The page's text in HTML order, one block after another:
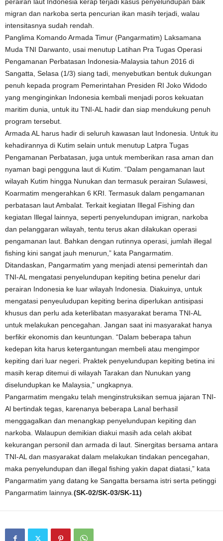
migran dan narkoba serta pencurian ikan masih terjadi, walau
intensitasnya sudah rendah.
Panglima Komando Armada Timur (Pangarmatim) Laksamana
Muda TNI Darwanto, usai menutup Latihan Pra Tugas Operasi
Pengamanan Perbatasan Indonesia-Malaysia tahun 2016 di
Sangatta, Selasa (1/3) siang tadi, menyebutkan bentuk dukungan
penuh kepada program Pemerintahan Presiden RI Joko Widodo
yang menginginkan Indonesia kembali menjadi poros kekuatan
maritim dunia, untuk itu TNI-AL hadir dan siap mendukung penuh
program tersebut.
Armada AL harus hadir di seluruh kawasan laut Indonesia. Untuk itu
kehadirannya di Kutim selain untuk menutup Latpra Tugas
Pengamanan Perbatasan, juga untuk memberikan rasa aman dan
nyaman bagi pengguna laut di Kutim. “Dalam pengamanan laut
wilayah Kutim hingga Nunukan dan termasuk perairan Sulawesi,
Koarmatim mengerahkan 6 KRI. Termasuk dalam pengamanan
perbatasan laut Ambalat. Terkait kegiatan Illegal Fishing dan
kegiatan Illegal lainnya, seperti penyelundupan imigran, narkoba
dan pelanggaran wilayah, tentu terus akan dilakukan operasi
pengamanan laut. Bahkan dengan rutinnya operasi, jumlah illegal
fishing kini sangat jauh menurun,” kata Pangarmatim.
Ditandaskan, Pangarmatim yang menjadi atensi pemerintah dan
TNI-AL mengatasi penyelundupan kepiting betina penelur dari
perairan Indonesia ke luar wilayah Indonesia. Diakuinya, untuk
mengatasi penyeuludupan kepiting berina diperlukan antisipasi
khusus dan perlu ada keterlibatan masyarakat berama TNI-AL
untuk melakukan pencegahan. Jangan saat ini masyarakat hanya
berfikir ekonomis dan keuntungan. “Dalam beberapa tahun
kedepan kita harus ketergantungan membeli atau mengimpor
kepiting dari luar negeri. Praktek penyelundupan kepiting betina ini
masih kerap ditemui di wilayah Tarakan dan Nunukan yang
diselundupkan ke Malaysia,” ungkapnya.
Pangarmatim mengaku telah menginstruksikan semua jajaran TNI-
Al bertindak tegas, karenanya beberapa Lanal berhasil
menggagalkan dan menangkap penyelundupan kepiting dan
narkoba. Walaupun demikian diakui masih ada celah akibat
kekurangan personil dan armada di laut. Sinergitas bersama antara
TNI-AL dan masyarakat dalam melakukan tindakan pencegahan,
maka penyelundupan dan illegal fishing yakin dapat diatasi,” kata
Pangarmatim yang datang ke Sangatta bersama istri serta petinggi
Pangarmatim lainnya. (SK-02/SK-03/SK-11)